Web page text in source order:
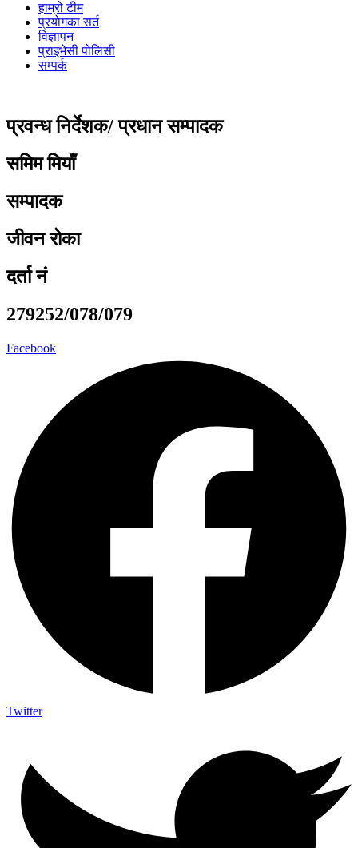
हाम्रो टीम
प्रयोगका सर्त
विज्ञापन
प्राइभेसी पोलिसी
सम्पर्क
प्रवन्ध निर्देशक/ प्रधान सम्पादक
समिम मियाँ
सम्पादक
जीवन रोका
दर्ता नं
279252/078/079
Facebook
Twitter